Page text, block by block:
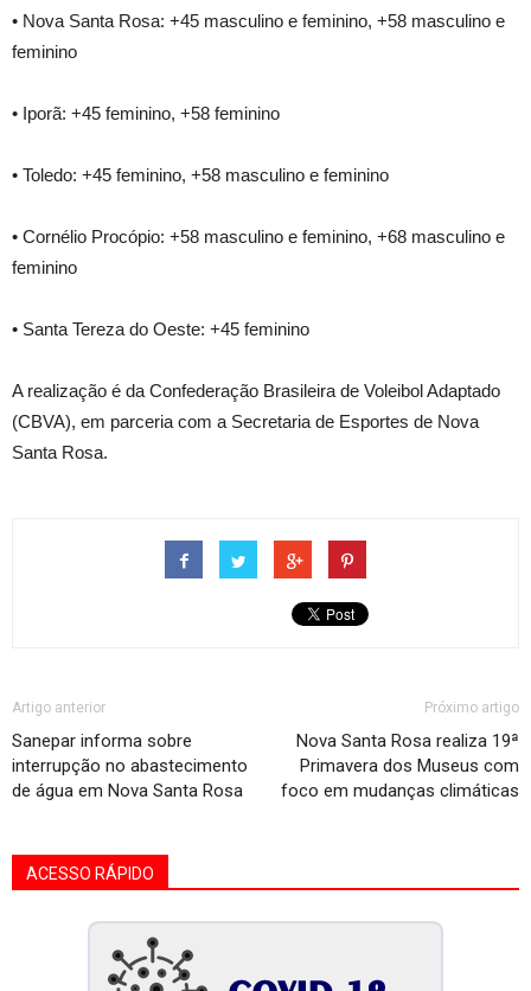
• Nova Santa Rosa: +45 masculino e feminino, +58 masculino e
feminino
• Iporã: +45 feminino, +58 feminino
• Toledo: +45 feminino, +58 masculino e feminino
• Cornélio Procópio: +58 masculino e feminino, +68 masculino e
feminino
• Santa Tereza do Oeste: +45 feminino
A realização é da Confederação Brasileira de Voleibol Adaptado
(CBVA), em parceria com a Secretaria de Esportes de Nova
Santa Rosa.
Artigo anterior
Sanepar informa sobre
interrupção no abastecimento
de água em Nova Santa Rosa
Próximo artigo
Nova Santa Rosa realiza 19ª
Primavera dos Museus com
foco em mudanças climáticas
ACESSO RÁPIDO